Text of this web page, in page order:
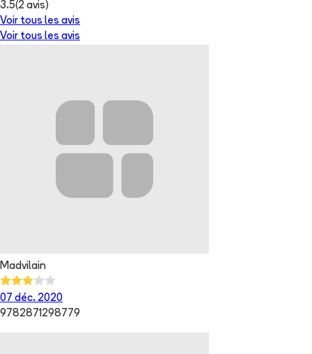
3.5(2 avis)
Voir tous les avis
Voir tous les avis
Madvilain
07 déc. 2020
9782871298779